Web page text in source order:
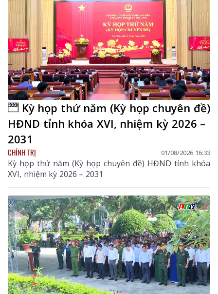
Kỳ họp thứ năm (Kỳ họp chuyên đề)
HĐND tỉnh khóa XVI, nhiệm kỳ 2026 –
2031
CHÍNH TRỊ 01/08/2026 16:33
Kỳ họp thứ năm (Kỳ họp chuyên đề) HĐND tỉnh khóa
XVI, nhiệm kỳ 2026 – 2031